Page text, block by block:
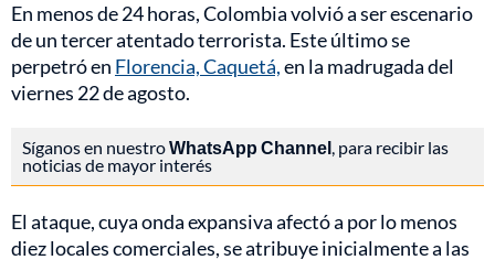
En menos de 24 horas, Colombia volvió a ser escenario
de un tercer atentado terrorista. Este último se
perpetró en Florencia, Caquetá,en la madrugada del
viernes 22 de agosto.
Síganos en nuestroWhatsApp Channel, para recibir las
noticias de mayor interés
El ataque, cuya onda expansiva afectó a por lo menos
diez locales comerciales, se atribuye inicialmente a las